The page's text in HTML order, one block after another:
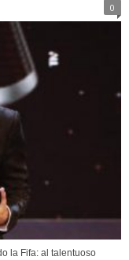
0
la Fifa: al talentuoso